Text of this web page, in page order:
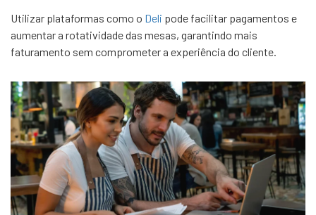
Utilizar plataformas como o Deli pode facilitar pagamentos e
aumentar a rotatividade das mesas, garantindo mais
faturamento sem comprometer a experiência do cliente.